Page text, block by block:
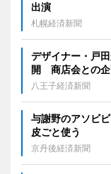
出演
札幌経済新聞
デザイナー・戸
開 商店会との企
八王子経済新聞
与謝野のアソビ
皮ごと使う
京丹後経済新聞